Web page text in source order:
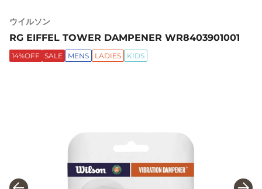
ウイルソン
RG EIFFEL TOWER DAMPENER WR8403901001
14%OFF SALE MENS LADIES KIDS